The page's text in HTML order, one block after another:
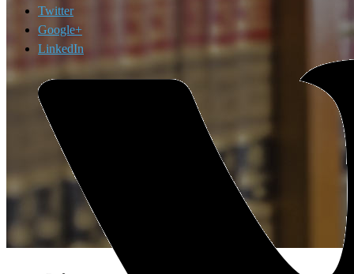
Twitter
Google+
LinkedIn